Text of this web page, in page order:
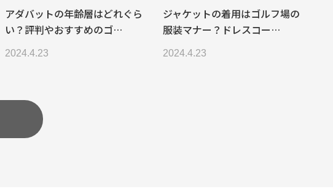
アダバットの年齢層はどれぐら
い？評判やおすすめのゴ…
2024.4.23
ジャケットの着用はゴルフ場の
服装マナー？ドレスコー…
2024.4.23